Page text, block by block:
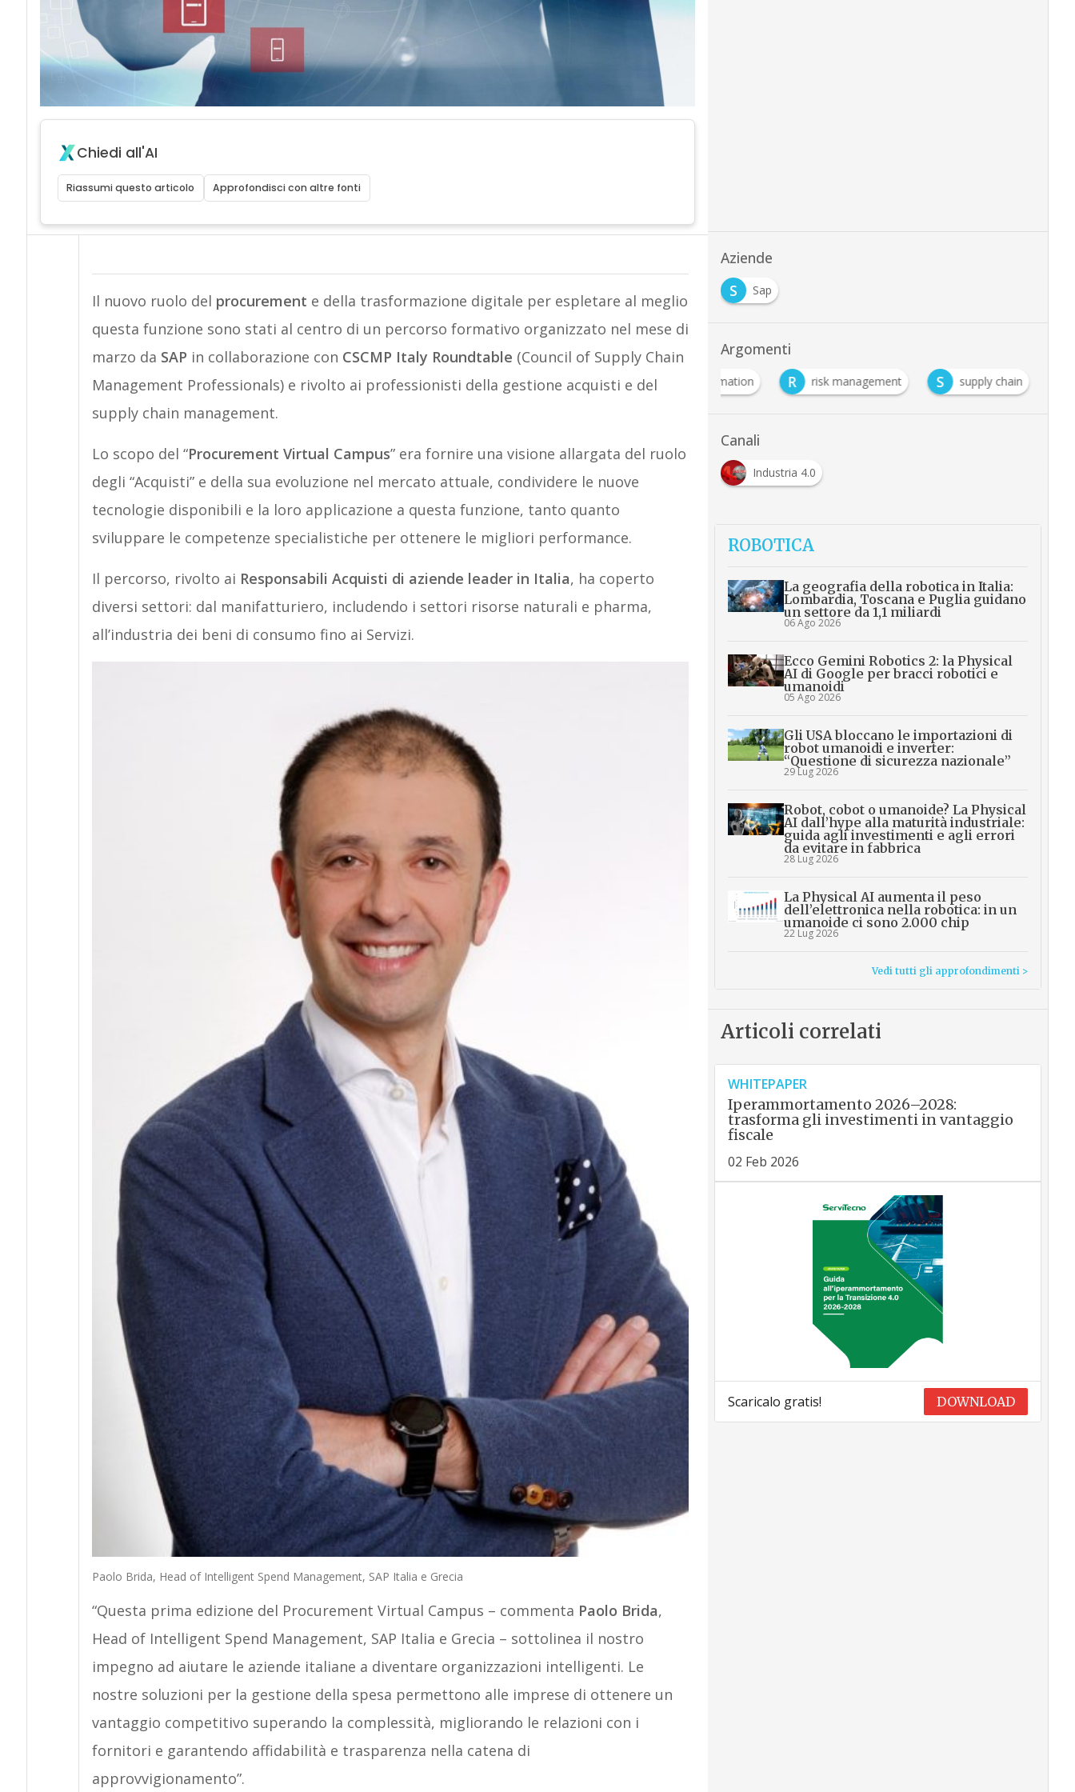
Chiedi all'AI
Riassumi questo articolo Approfondisci con altre fonti
Il nuovo ruolo del procurement e della trasformazione digitale per espletare al meglio
questa funzione sono stati al centro di un percorso formativo organizzato nel mese di
marzo da SAP in collaborazione con CSCMP Italy Roundtable (Council of Supply Chain
Management Professionals) e rivolto ai professionisti della gestione acquisti e del
supply chain management.
Lo scopo del “Procurement Virtual Campus”era fornire una visione allargata del ruolo
degli “Acquisti” e della sua evoluzione nel mercato attuale, condividere le nuove
tecnologie disponibili e la loro applicazione a questa funzione, tanto quanto
sviluppare le competenze specialistiche per ottenere le migliori performance.
Il percorso, rivolto ai Responsabili Acquisti di aziende leader in Italia, ha coperto
diversi settori: dal manifatturiero, includendo i settori risorse naturali e pharma,
all’industria dei beni di consumo fino ai Servizi.
Paolo Brida, Head of Intelligent Spend Management, SAP Italia e Grecia
“Questa prima edizione del Procurement Virtual Campus – commenta Paolo Brida,
Head of Intelligent Spend Management, SAP Italia e Grecia – sottolinea il nostro
impegno ad aiutare le aziende italiane a diventare organizzazioni intelligenti. Le
nostre soluzioni per la gestione della spesa permettono alle imprese di ottenere un
vantaggio competitivo superando la complessità, migliorando le relazioni con i
fornitori e garantendo affidabilità e trasparenza nella catena di
approvvigionamento”.
Aziende
S
Sap
Argomenti
D
Digital Transformation R risk management S supply chain
Canali
Industria 4.0
ROBOTICA
La geografia della robotica in Italia:
Lombardia, Toscana e Puglia guidano
un settore da 1,1 miliardi
06 Ago 2026
Ecco Gemini Robotics 2: la Physical
AI di Google per bracci robotici e
umanoidi
05 Ago 2026
Gli USA bloccano le importazioni di
robot umanoidi e inverter:
“Questione di sicurezza nazionale”
29 Lug 2026
Robot, cobot o umanoide? La Physical
AI dall’hype alla maturità industriale:
guida agli investimenti e agli errori
da evitare in fabbrica
28 Lug 2026
La Physical AI aumenta il peso
dell’elettronica nella robotica: in un
umanoide ci sono 2.000 chip
22 Lug 2026
Vedi tutti gli approfondimenti >
Articoli correlati
WHITEPAPER
Iperammortamento 2026–2028:
trasforma gli investimenti in vantaggio
fiscale
02 Feb 2026
Scaricalo gratis! DOWNLOAD